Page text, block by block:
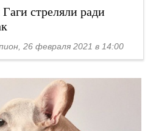
стреляли ради
26 февраля 2021 в 14:00